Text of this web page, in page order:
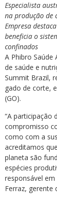
Especialista
na produção de
Empresa
beneficia o
confinados
A Phibro
de saúde e
Summit Brazil,
gado de corte,
(GO).
“A participação
compromisso
como com a
acreditamos
planeta são
espécies
responsável
Ferraz, gerente